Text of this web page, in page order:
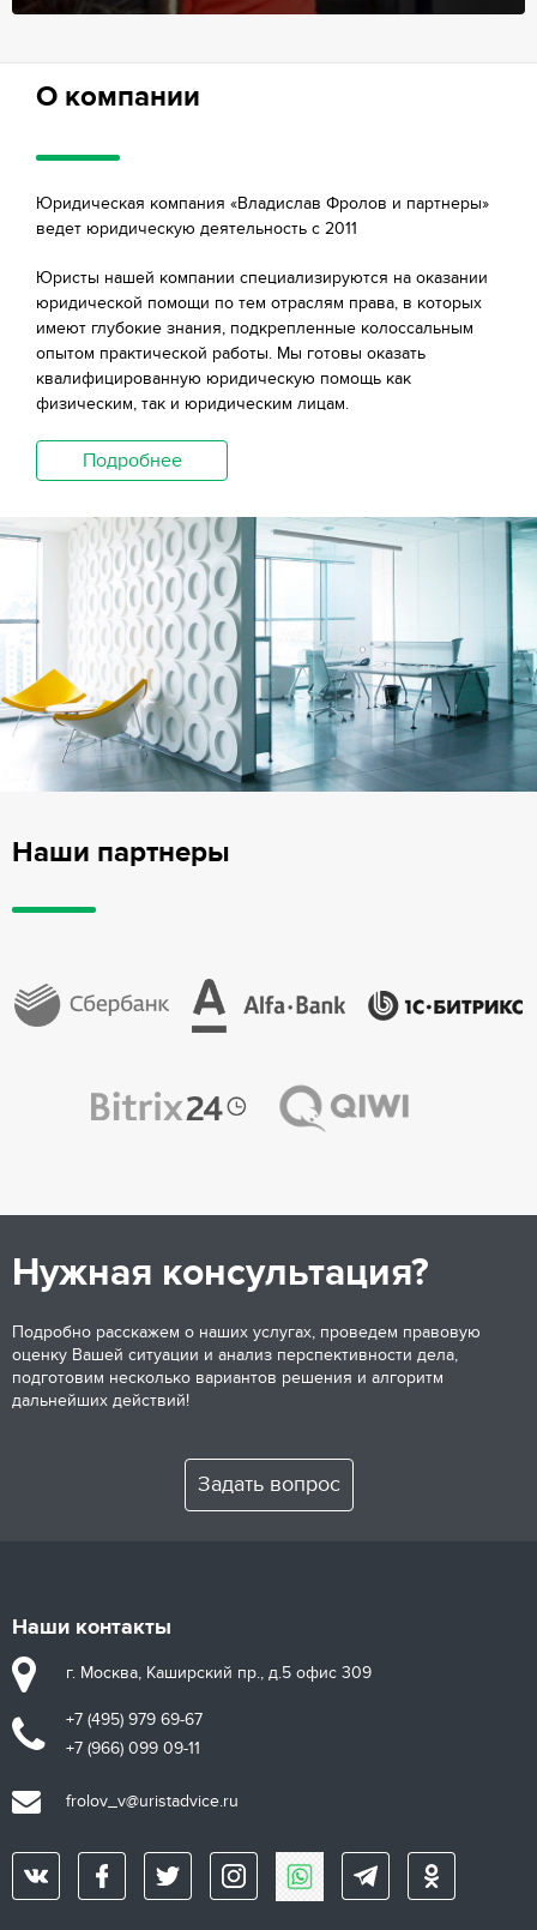
О компании
Юридическая компания «Владислав Фролов и партнеры»
ведет юридическую деятельность с 2011
Юристы нашей компании специализируются на оказании
юридической помощи по тем отраслям права, в которых
имеют глубокие знания, подкрепленные колоссальным
опытом практической работы. Мы готовы оказать
квалифицированную юридическую помощь как
физическим, так и юридическим лицам.
Подробнее
Наши партнеры
Нужная консультация?
Подробно расскажем о наших услугах, проведем правовую
оценку Вашей ситуации и анализ перспективности дела,
подготовим несколько вариантов решения и алгоритм
дальнейших действий!
Задать вопрос
Наши контакты
г. Москва, Каширский пр., д.5 офис 309
+7 (495) 979 69-67
+7 (966) 099 09-11
frolov_v@uristadvice.ru